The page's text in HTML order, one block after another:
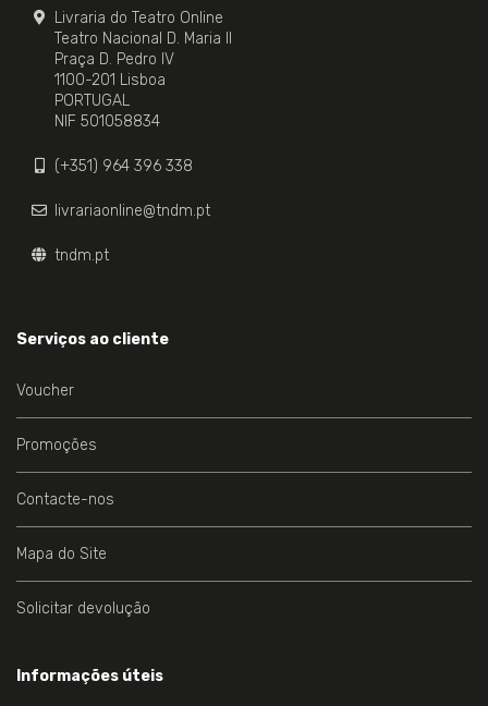
Livraria do Teatro Online
Teatro Nacional D. Maria II
Praça D. Pedro IV
1100-201 Lisboa
PORTUGAL
NIF 501058834
(+351) 964 396 338
livrariaonline@tndm.pt
tndm.pt
Serviços ao cliente
Voucher
Promoções
Contacte-nos
Mapa do Site
Solicitar devolução
Informações úteis